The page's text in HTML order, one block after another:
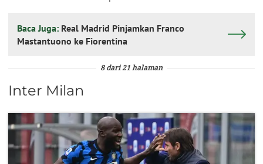
Baca Juga: Real Madrid Pinjamkan Franco
Mastantuono ke Fiorentina
8 dari 21 halaman
Inter Milan